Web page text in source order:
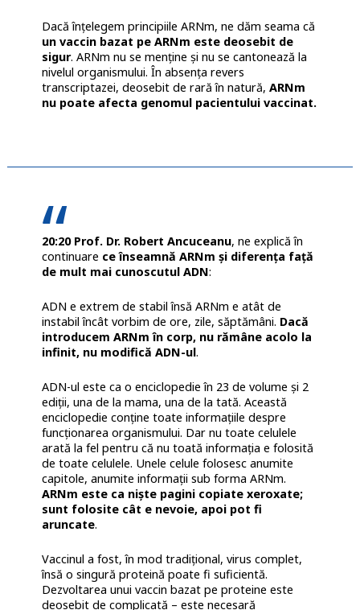
Dacă înțelegem principiile ARNm, ne dăm seama că
un vaccin bazat pe ARNm este deosebit de
sigur. ARNm nu se menține și nu se cantonează la
nivelul organismului. În absența revers
transcriptazei, deosebit de rară în natură, ARNm
nu poate afecta genomul pacientului vaccinat.
20:20 Prof. Dr. Robert Ancuceanu, ne explică în
continuare ce înseamnă ARNm și diferența față
de mult mai cunoscutul ADN:
ADN e extrem de stabil însă ARNm e atât de
instabil încât vorbim de ore, zile, săptămâni. Dacă
introducem ARNm în corp, nu rămâne acolo la
infinit, nu modifică ADN-ul.
ADN-ul este ca o enciclopedie în 23 de volume și 2
ediții, una de la mama, una de la tată. Această
enciclopedie conține toate informațiile despre
funcționarea organismului. Dar nu toate celulele
arată la fel pentru că nu toată informația e folosită
de toate celulele. Unele celule folosesc anumite
capitole, anumite informații sub forma ARNm.
ARNm este ca niște pagini copiate xeroxate;
sunt folosite cât e nevoie, apoi pot fi
aruncate.
Vaccinul a fost, în mod tradițional, virus complet,
însă o singură proteină poate fi suficientă.
Dezvoltarea unui vaccin bazat pe proteine este
deosebit de complicată – este necesară